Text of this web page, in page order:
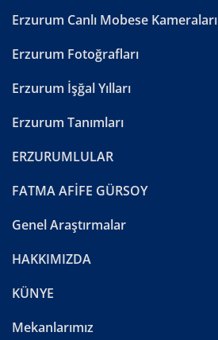
Erzurum Canlı Mobese Kameraları
Erzurum Fotoğrafları
Erzurum İşğal Yılları
Erzurum Tanımları
ERZURUMLULAR
FATMA AFİFE GÜRSOY
Genel Araştırmalar
HAKKIMIZDA
KÜNYE
Mekanlarımız